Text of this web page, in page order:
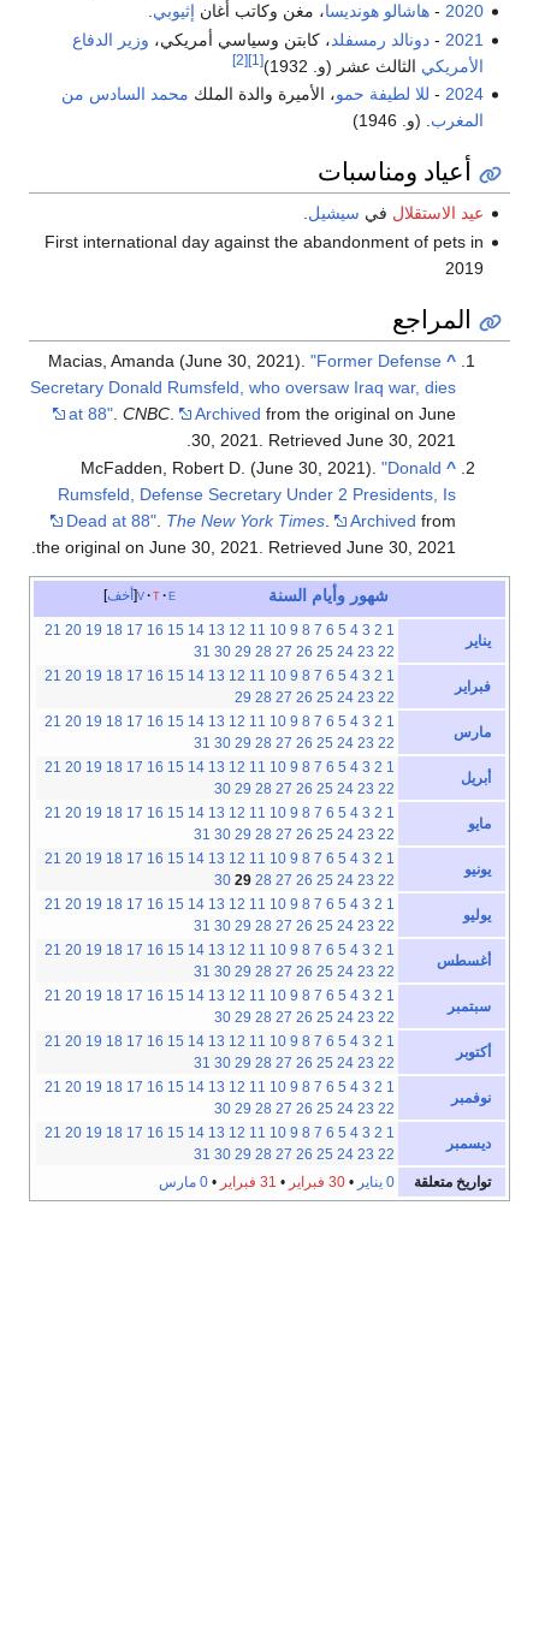
2020
-هاشالو هونديسا، مغن وكاتب أغان إثيوبي
2021
-دونالد رمسفلد، كابتن وسياسي أمريكي، وزير الدفاع
الأمريكي الثالث عشر (و. 1932) [1]
[2]
2024
- للا لطيفة حمو، الأميرة والدة الملك محمد السادس من
المغرب . (و. 1946)
أعياد ومناسبات
عيد الاستقلال في سيشيل.
First international day against the abandonment of pets in
2019
المراجع
^
Macias, Amanda (June 30, 2021)."Former Defense
Secretary Donald Rumsfeld, who oversaw Iraq war, dies
at 88" .CNBC Archived from the original on June
30, 2021
. RetrievedJune 30, 2021
.
^
McFadden, Robert D. (June 30, 2021)."Donald
Rumsfeld, Defense Secretary Under 2 Presidents, Is
Dead at 88". The New York Times. Archived from
the original on June 30, 2021. RetrievedJune 30, 2021
.
أخف v t e شهور وأيام السنة
يناير
1
2
3
4
5
6
7
8
9
10
11
12
13
14
15
16
17
18
19
20
21
22
23
24
25
26
27
28
29
30
31
فبراير
1
2
3
4
5
6
7
8
9
10
11
12
13
14
15
16
17
18
19
20
21
22
23
24
25
26
27
28
29
مارس
1
2
3
4
5
6
7
8
9
10
11
12
13
14
15
16
17
18
19
20
21
22
23
24
25
26
27
28
29
30
31
أبريل
1
2
3
4
5
6
7
8
9
10
11
12
13
14
15
16
17
18
19
20
21
22
23
24
25
26
27
28
29
30
مايو
1
2
3
4
5
6
7
8
9
10
11
12
13
14
15
16
17
18
19
20
21
22
23
24
25
26
27
28
29
30
31
يونيو
1
2
3
4
5
6
7
8
9
10
11
12
13
14
15
16
17
18
19
20
21
22
23
24
25
26
27
28
29
30
يوليو
1
2
3
4
5
6
7
8
9
10
11
12
13
14
15
16
17
18
19
20
21
22
23
24
25
26
27
28
29
30
31
أغسطس
1
2
3
4
5
6
7
8
9
10
11
12
13
14
15
16
17
18
19
20
21
22
23
24
25
26
27
28
29
30
31
سبتمبر
1
2
3
4
5
6
7
8
9
10
11
12
13
14
15
16
17
18
19
20
21
22
23
24
25
26
27
28
29
30
أكتوبر
1
2
3
4
5
6
7
8
9
10
11
12
13
14
15
16
17
18
19
20
21
22
23
24
25
26
27
28
29
30
31
نوفمبر
1
2
3
4
5
6
7
8
9
10
11
12
13
14
15
16
17
18
19
20
21
22
23
24
25
26
27
28
29
30
ديسمبر
1
2
3
4
5
6
7
8
9
10
11
12
13
14
15
16
17
18
19
20
21
22
23
24
25
26
27
28
29
30
31
تواريخ متعلقة
0 يناير •30 فبراير • 31 فبراير •0 مارس